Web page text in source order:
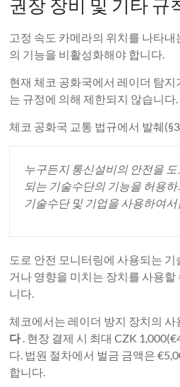
권장 장비 및 기타 규
고정 속도 카메라의 위치를 ​​나타
의 기능을 비활성화해야 합니다.
현재 체코 공화국에서 레이더 탐지
는 규정에 의해 제한되지 않습니다.
체코 공화국 교통 법규에서 발췌
누구든지 통신설비의 안전을
되는 기술수단의 기능을 허용
기술수단 및 기업을 사용하여서
도로 안전 모니터링에 사용되는
거나 영향을 미치는 장치를 사용
니다.
체코에서는 레이더 방지 장치의 사
다. 현장 결제 시 최대 CZK
다. 법원 절차에서 벌금 금액은
합니다.